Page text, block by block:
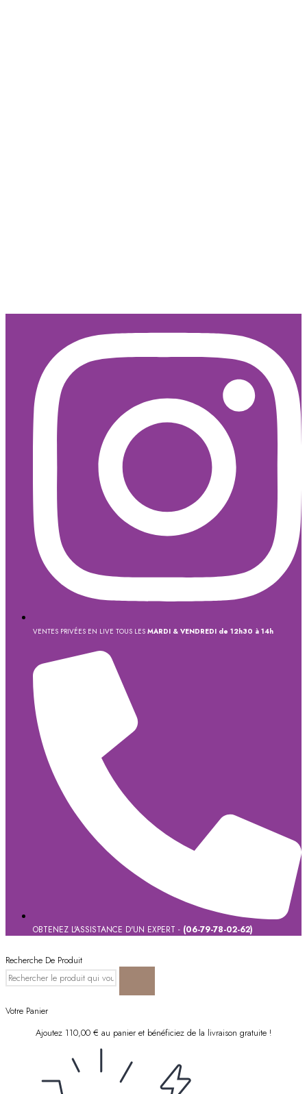
VENTES PRIVÉES EN LIVE TOUS LES MARDI & VENDREDI de 12h30 à 14h
OBTENEZ L'ASSISTANCE D'UN EXPERT - (06-79-78-02-62)
Recherche De Produit
Votre Panier
Ajoutez 110,00 € au panier et bénéficiez de la livraison gratuite !